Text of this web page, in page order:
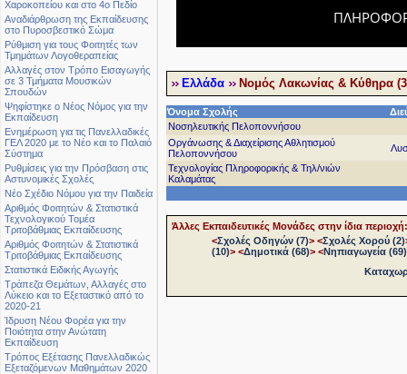
Χαροκοπείου και στο 4ο Πεδίο
Αναδιάρθρωση της Εκπαίδευσης
στο Πυροσβεστικό Σώμα
Ρύθμιση για τους Φοιτητές των
Τμημάτων Λογοθεραπείας
Αλλαγές στον Τρόπο Εισαγωγής
σε 3 Τμήματα Μουσικών
Σπουδών
Ψηφίστηκε ο Νέος Νόμος για την
Εκπαίδευση
Ενημέρωση για τις Πανελλαδικές
ΓΕΛ 2020 με το Νέο και το Παλαιό
Σύστημα
Ρυθμίσεις για την Πρόσβαση στις
Αστυνομικές Σχολές
Νέο Σχέδιο Νόμου για την Παιδεία
Αριθμός Φοιτητών & Στατιστικά
Τεχνολογικού Τομέα
Τριτοβάθμιας Εκπαίδευσης
Αριθμός Φοιτητών & Στατιστικά
Τριτοβάθμιας Εκπαίδευσης
Στατιστικά Ειδικής Αγωγής
Τράπεζα Θεμάτων, Αλλαγές στο
Λύκειο και το Εξεταστικό από το
2020-21
Ίδρυση Νέου Φορέα για την
Ποιότητα στην Ανώτατη
Εκπαίδευση
Τρόπος Εξέτασης Πανελλαδικώς
Εξεταζόμενων Μαθημάτων 2020
Ελλάδα Νομός Λακωνίας & Κύθηρα
Όνομα Σχολής
Νοσηλευτικής Πελοποννήσου
Οργάνωσης & Διαχείρισης Αθλητισμού
Πελοποννήσου
Τεχνολογίας Πληροφορικής & Τηλ/νιών
Καλαμάτας
Άλλες Εκπαιδευτικές Μονάδες στην ίδια περιοχή:
<Σχολές Οδηγών (7)> <Σχολές Χορού (2)
(10)> <Δημοτικά (68)> <Νηπιαγωγεία (69)